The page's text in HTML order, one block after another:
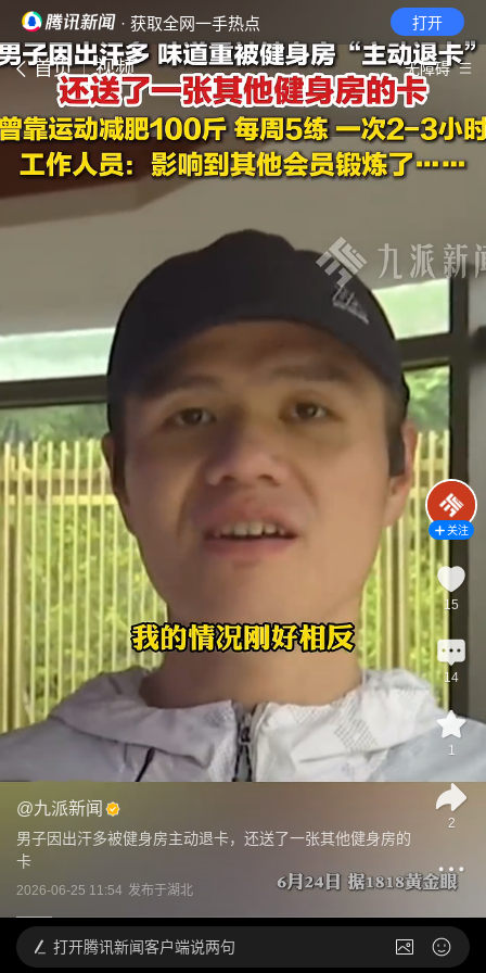
· 获取全网一手热点 打开
首页 视频 无障碍
@九派新闻
男子因出汗多被健身房主动退卡，还送了一张其他健身房的
卡
2026-06-25 11:54 发布于湖北
关注
15
14
1
2
打开腾讯新闻客户端说两句